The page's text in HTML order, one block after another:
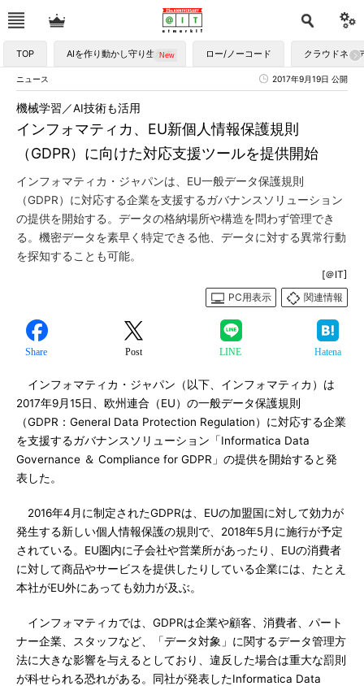
TOP AIを作り動かし守り生かす ロー/ノーコード クラウドネイ
ニュース 2017年9月19日 公開
インフォマティカ、EU新個人情報保護規則
（GDPR）に向けた対応支援ツールを提供開始
機械学習／AI技術も活用
インフォマティカ・ジャパンは、EU一般データ保護規則
（GDPR）に対応する企業を支援するガバナンスソリューション
の提供を開始する。データの格納場所や構造を問わず管理でき
る。機密データを素早く特定できる他、データに対する異常行動
を探知することも可能。
[＠IT]
PC用表示
関連情報
Share Post LINE Hatena
インフォマティカ・ジャパン（以下、インフォマティカ）は
2017年9月15日、欧州連合（EU）の一般データ保護規則
（GDPR：General Data Protection Regulation）に対応する企業
を支援するガバナンスソリューション「Informatica Data
Governance ＆ Compliance for GDPR」の提供を開始すると発
表した。
2016年4月に制定されたGDPRは、EUの加盟国に対して効力が
発生する新しい個人情報保護の規則で、2018年5月に施行が予定
されている。EU圏内に子会社や営業所があったり、EUの消費者
に対して商品やサービスを提供したりしている企業には、たとえ
本社がEU外にあっても効力が及ぶ。
インフォマティカでは、GDPRは企業や顧客、消費者、パート
ナー企業、スタッフなど、「データ対象」に関するデータ管理方
法に大きな影響を与えるとしており、違反した場合は重大な罰則
が科せられる恐れがある。同社が発表したInformatica Data